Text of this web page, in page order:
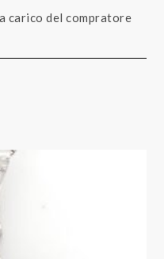
carico del compratore